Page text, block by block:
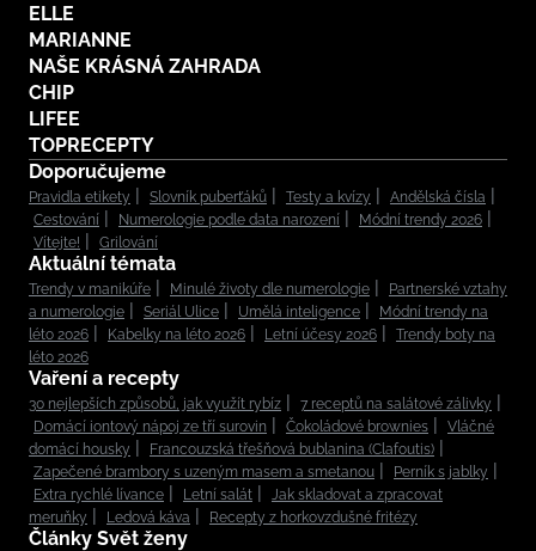
ELLE
MARIANNE
NAŠE KRÁSNÁ ZAHRADA
CHIP
LIFEE
TOPRECEPTY
Doporučujeme
Pravidla etikety Slovník puberťáků Testy a kvízy
Andělská čísla
Cestování
Numerologie podle data narození
Módní trendy 2026
Vítejte!
Grilování
Aktuální témata
Trendy v manikúře Minulé životy dle numerologie
Partnerské vztahy
a numerologie
Seriál Ulice Umělá inteligence
Módní trendy na
léto 2026
Kabelky na léto 2026 Letní účesy 2026
Trendy boty na
léto 2026
Vaření a recepty
30 nejlepších způsobů, jak využít rybíz
7 receptů na salátové zálivky
Domácí iontový nápoj ze tří surovin
Čokoládové brownies
Vláčné
domácí housky
Francouzská třešňová bublanina (Clafoutis)
Zapečené brambory s uzeným masem a smetanou
Perník s jablky
Extra rychlé lívance
Letní salát
Jak skladovat a zpracovat
meruňky
Ledová káva Recepty z horkovzdušné fritézy
Články Svět ženy